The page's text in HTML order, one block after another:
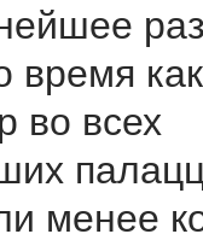
время
во всех
менее